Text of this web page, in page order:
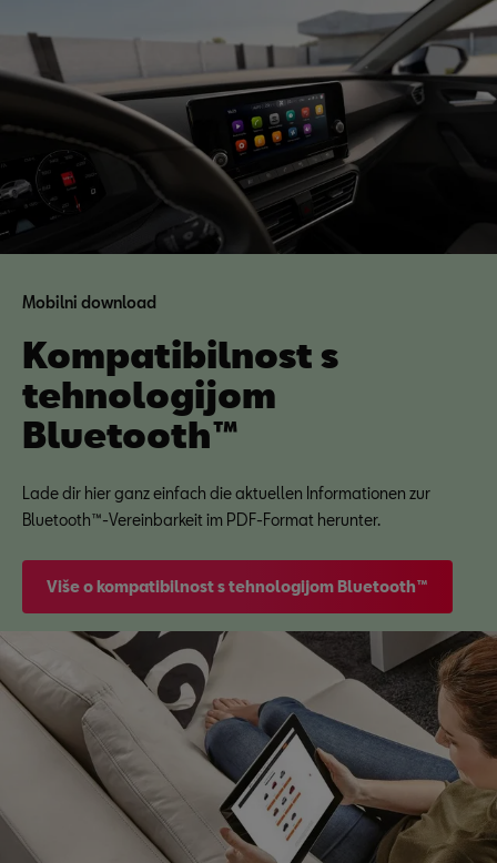
Mobilni download
Kompatibilnost s
tehnologijom
Bluetooth™
Lade dir hier ganz einfach die aktuellen Informationen zur
Bluetooth™-Vereinbarkeit im PDF-Format herunter.
Više o kompatibilnost s tehnologijom Bluetooth™